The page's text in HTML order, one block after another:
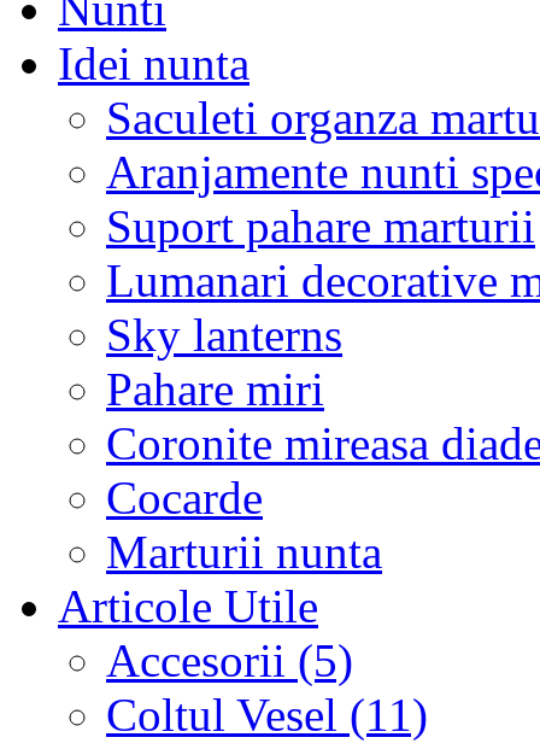
Idei nunta
Saculeti organza
Aranjamente nunti
Suport pahare marturii
Lumanari decorative
Sky lanterns
Pahare miri
Coronite mireasa
Cocarde
Marturii nunta
Articole Utile
Accesorii (5)
Coltul Vesel (11)